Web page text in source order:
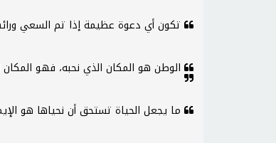
تكون أي دعوة عظيمة إذا تم السعي
الوطن هو المكان الذي نحبه، فهو
ما يجعل الحياة تستحق أن نحياها هو